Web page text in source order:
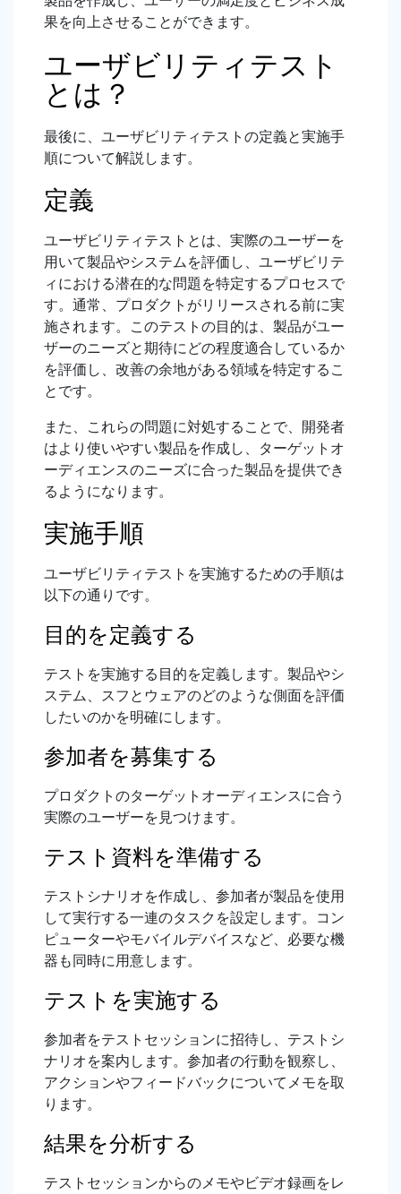
果を向上させることができます。
ユーザビリティテスト
とは？
最後に、ユーザビリティテストの定義と実施手
順について解説します。
定義
ユーザビリティテストとは、実際のユーザーを
用いて製品やシステムを評価し、ユーザビリテ
ィにおける潜在的な問題を特定するプロセスで
す。通常、プロダクトがリリースされる前に実
施されます。このテストの目的は、製品がユー
ザーのニーズと期待にどの程度適合しているか
を評価し、改善の余地がある領域を特定するこ
とです。
また、これらの問題に対処することで、開発者
はより使いやすい製品を作成し、ターゲットオ
ーディエンスのニーズに合った製品を提供でき
るようになります。
実施手順
ユーザビリティテストを実施するための手順は
以下の通りです。
目的を定義する
テストを実施する目的を定義します。製品やシ
ステム、スフとウェアのどのような側面を評価
したいのかを明確にします。
参加者を募集する
プロダクトのターゲットオーディエンスに合う
実際のユーザーを見つけます。
テスト資料を準備する
テストシナリオを作成し、参加者が製品を使用
して実行する一連のタスクを設定します。コン
ピューターやモバイルデバイスなど、必要な機
器も同時に用意します。
テストを実施する
参加者をテストセッションに招待し、テストシ
ナリオを案内します。参加者の行動を観察し、
アクションやフィードバックについてメモを取
ります。
結果を分析する
テストセッションからのメモやビデオ録画をレ